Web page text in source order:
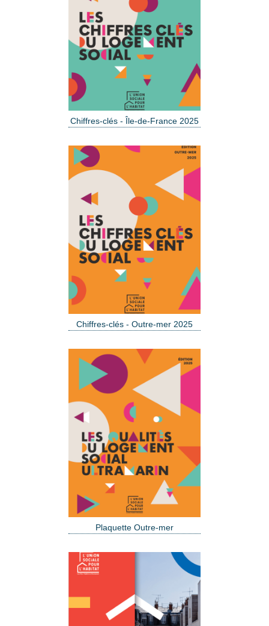
Chiffres-clés - Île-de-France 2025
Chiffres-clés - Outre-mer 2025
Plaquette Outre-mer